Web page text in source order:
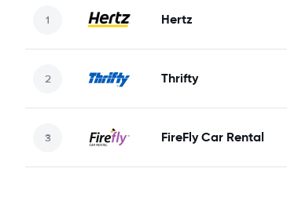
Hertz
Thrifty
FireFly Car Rental